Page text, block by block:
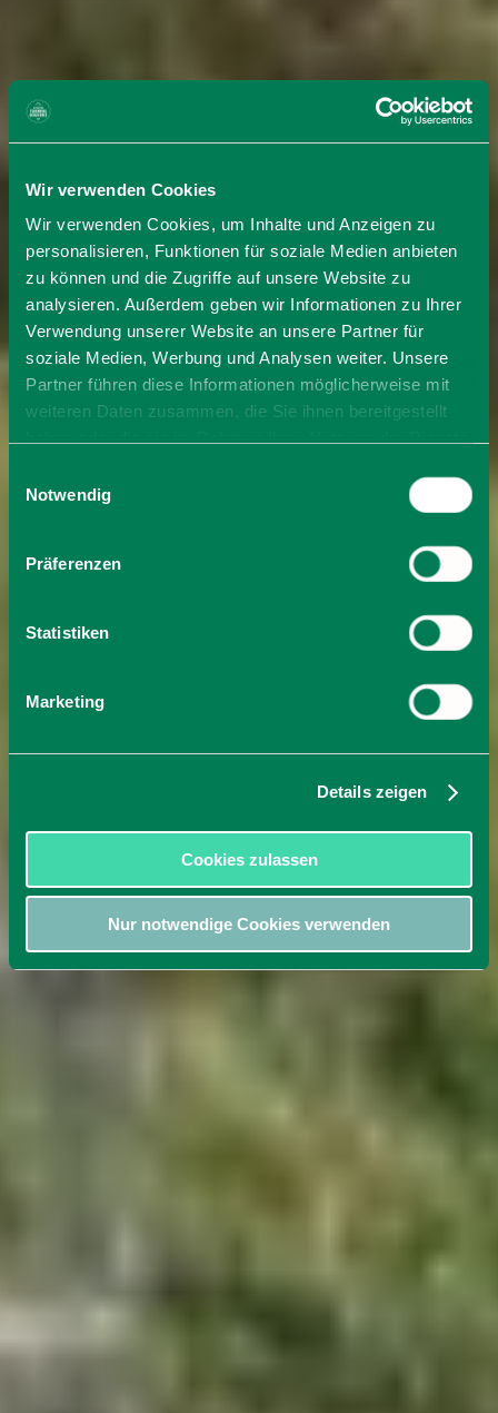
Wir verwenden Cookies
Wir verwenden Cookies, um Inhalte und Anzeigen zu
personalisieren, Funktionen für soziale Medien anbieten
zu können und die Zugriffe auf unsere Website zu
analysieren. Außerdem geben wir Informationen zu Ihrer
Verwendung unserer Website an unsere Partner für
soziale Medien, Werbung und Analysen weiter. Unsere
Partner führen diese Informationen möglicherweise mit
weiteren Daten zusammen, die Sie ihnen bereitgestellt
Cookies, wenn Sie unsere Webseite weiterhin nutzen.
Notwendig
Präferenzen
Statistiken
Marketing
Details zeigen
Cookies zulassen
Nur notwendige Cookies verwenden